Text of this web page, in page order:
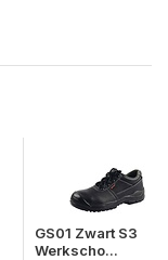
GS01 Zwart S3
Werkscho...